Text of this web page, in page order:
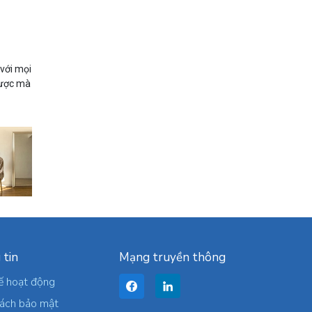
mọi
mà
tin
hoạt động
bảo mật
Mạng truyền thông